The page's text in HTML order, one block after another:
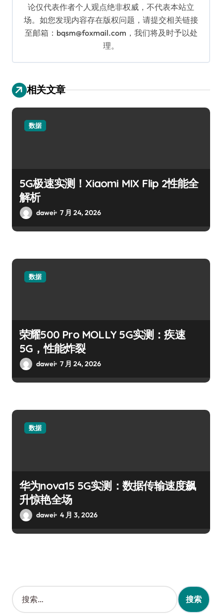
论仅代表作者个人观点绝非权威，不代表本站立
场。如您发现内容存在版权问题，请提交相关链接
至邮箱：bqsm@foxmail.com，我们将及时予以处
理。
相关文章
数据
5G极速实测！Xiaomi MIX Flip 2性能全
解析
dawei 7 月 24, 2026
数据
荣耀500 Pro MOLLY 5G实测：疾速
5G，性能炸裂
dawei 7 月 24, 2026
数据
华为nova15 5G实测：数据传输速度飙
升惊艳全场
dawei 4 月 3, 2026
搜
索
：